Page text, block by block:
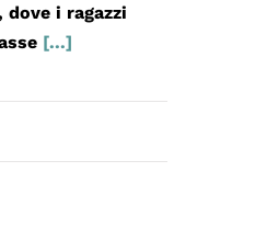
dove i ragazzi
[...]